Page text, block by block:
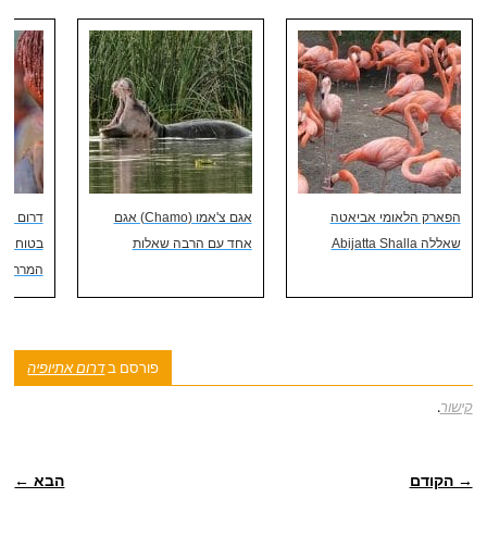
הפארק הלאומי אביאטה
שאללה Abijatta Shalla
אגם צ'אמו (Chamo) אגם
אחד עם הרבה שאלות
דרום
בטוח
פורסם בדרום אתיופיה
קישור.
→ הקודם הבא ←